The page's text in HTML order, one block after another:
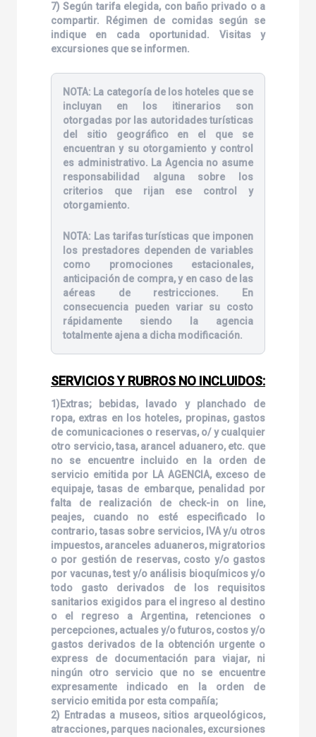
7) Según tarifa elegida, con baño privado o a
compartir. Régimen de comidas según se
indique en cada oportunidad. Visitas y
excursiones que se informen.
NOTA: La categoría de los hoteles que se
incluyan en los itinerarios son
otorgadas por las autoridades turísticas
del sitio geográfico en el que se
encuentran y su otorgamiento y control
es administrativo. La Agencia no asume
responsabilidad alguna sobre los
criterios que rijan ese control y
otorgamiento.
NOTA: Las tarifas turísticas que imponen
los prestadores dependen de variables
como promociones estacionales,
anticipación de compra, y en caso de las
aéreas de restricciones. En
consecuencia pueden variar su costo
rápidamente siendo la agencia
totalmente ajena a dicha modificación.
SERVICIOS Y RUBROS NO INCLUIDOS:
1)Extras; bebidas, lavado y planchado de
ropa, extras en los hoteles, propinas, gastos
de comunicaciones o reservas, o/ y cualquier
otro servicio, tasa, arancel aduanero, etc. que
no se encuentre incluido en la orden de
servicio emitida por LA AGENCIA, exceso de
equipaje, tasas de embarque, penalidad por
falta de realización de check-in on line,
peajes, cuando no esté especificado lo
contrario, tasas sobre servicios, IVA y/u otros
impuestos, aranceles aduaneros, migratorios
o por gestión de reservas, costo y/o gastos
por vacunas, test y/o análisis bioquímicos y/o
todo gasto derivados de los requisitos
sanitarios exigidos para el ingreso al destino
o el regreso a Argentina, retenciones o
percepciones, actuales y/o futuros, costos y/o
gastos derivados de la obtención urgente o
express de documentación para viajar, ni
ningún otro servicio que no se encuentre
expresamente indicado en la orden de
servicio emitida por esta compañía;
2) Entradas a museos, sitios arqueológicos,
atracciones, parques nacionales, excursiones